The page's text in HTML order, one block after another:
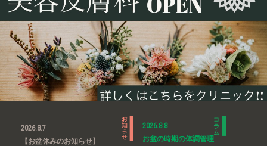
2026.8.7
【お盆休みのお知らせ】
2026.8.8
お盆の時期の体調管理